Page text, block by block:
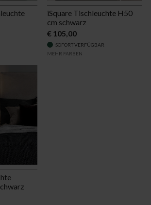
iSquare Tischleuchte H50
cm schwarz
€ 105,00
SOFORT VERFÜGBAR
MEHR FARBEN